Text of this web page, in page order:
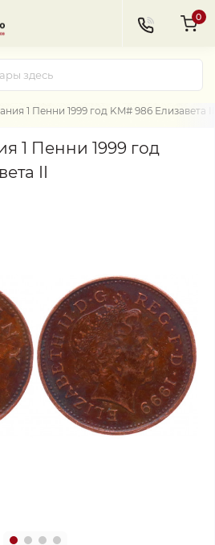
0
1 Пенни 1999 год KM# 986 Елизавета II
1 Пенни 1999 год
II